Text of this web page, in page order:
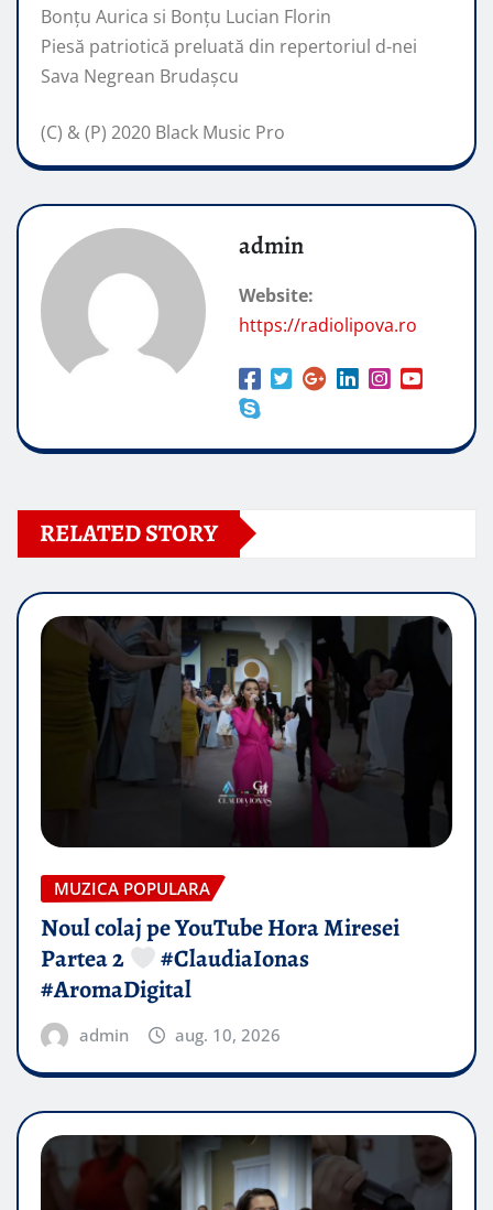
Bonțu Aurica si Bonțu Lucian Florin
Piesă patriotică preluată din repertoriul d-nei
Sava Negrean Brudașcu
(C) & (P) 2020 Black Music Pro
admin
Website:
https://radiolipova.ro
RELATED STORY
MUZICA POPULARA
Noul colaj pe YouTube Hora Miresei
Partea 2
#ClaudiaIonas
#AromaDigital
admin aug. 10, 2026